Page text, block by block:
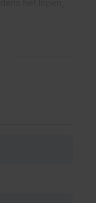
waar je
De